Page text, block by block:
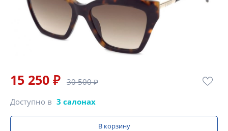
15 250 ₽ 30 500 ₽
Доступно в 3 салонах
В корзину